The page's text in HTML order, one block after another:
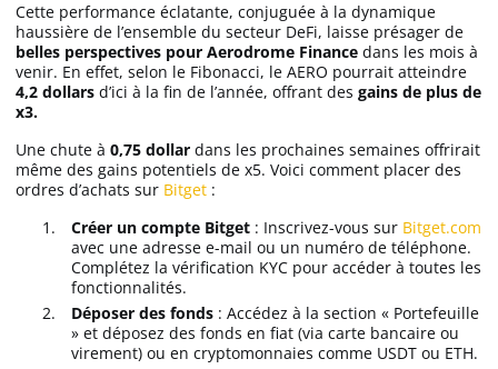
Cette performance éclatante, conjuguée à la dynamique
haussière de l’ensemble du secteur DeFi, laisse présager de
belles perspectives pour Aerodrome Finance dans les mois à
venir. En effet, selon le Fibonacci, le AERO pourrait atteindre
4,2 dollars d’ici à la fin de l’année, offrant des gains de plus de
x3.
Une chute à 0,75 dollar dans les prochaines semaines offrirait
même des gains potentiels de x5. Voici comment placer des
ordres d’achats sur Bitget :
Créer un compte Bitget : Inscrivez-vous sur Bitget.com
avec une adresse e-mail ou un numéro de téléphone.
Complétez la vérification KYC pour accéder à toutes les
fonctionnalités.
Déposer des fonds : Accédez à la section « Portefeuille
» et déposez des fonds en fiat (via carte bancaire ou
virement) ou en cryptomonnaies comme USDT ou ETH.